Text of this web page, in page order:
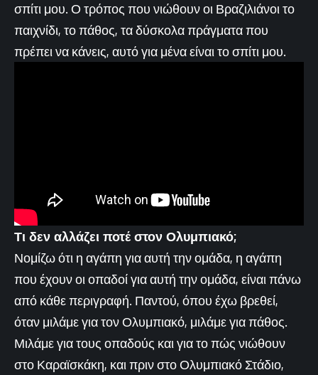
σπίτι μου. Ο τρόπος που νιώθουν οι Βραζιλιάνοι το
παιχνίδι, το πάθος, τα δύσκολα πράγματα που
πρέπει να κάνεις, αυτό για μένα είναι το σπίτι μου.
Τι δεν αλλάζει ποτέ στον Ολυμπιακό;
Νομίζω ότι η αγάπη για αυτή την ομάδα, η αγάπη
που έχουν οι οπαδοί για αυτή την ομάδα, είναι πάνω
από κάθε περιγραφή. Παντού, όπου έχω βρεθεί,
όταν μιλάμε για τον Ολυμπιακό, μιλάμε για πάθος.
Μιλάμε για τους οπαδούς και για το πώς νιώθουν
στο Καραϊσκάκη, και πριν στο Ολυμπιακό Στάδιο,